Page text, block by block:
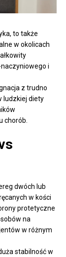
to także
w okolicach
i
z trudno
ludzkiej diety
chorób.
dwóch lub
w kości
protetyczne
na
w różnym
stabilność w